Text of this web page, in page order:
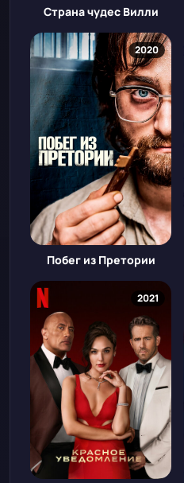
Страна чудес Вилли
2020
Побег из Претории
2021